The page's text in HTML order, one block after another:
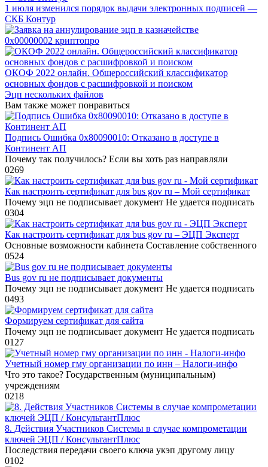
1 июля изменился порядок выдачи электронных подписей —
СКБ Контур
0x00000002 криптопро
ОКОФ 2022 онлайн. Общероссийский классификатор
основных фондов с расшифровкой и поиском
Эцп нескольких файлов
Вам также может понравиться
Подпись Ошибка 0x80090010: Отказано в доступе в
Континент АП
Почему так получилось? Если вы хоть раз направляли
0269
Как настроить сертификат для bus gov ru – Мой сертификат
Почему эцп не подписывает документ Не удается подписать
0304
Как настроить сертификат для bus gov ru – ЭЦП Эксперт
Основные возможности кабинета Составление собственного
0524
Bus gov ru не подписывает документы
Почему эцп не подписывает документ Не удается подписать
0493
Формируем сертификат для сайта
Почему эцп не подписывает документ Не удается подписать
0127
Учетный номер гму организации по инн – Налоги-инфо
Что это такое? Государственным (муниципальным)
учреждениям
0218
8. Действия Участников Системы в случае компрометации
ключей ЭЦП / КонсультантПлюс
Последствия передачи своего ключа укэп другому лицу
0102